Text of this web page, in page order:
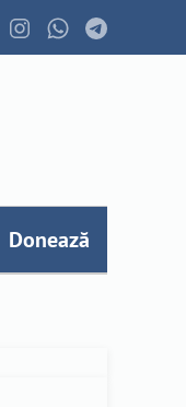
Donează